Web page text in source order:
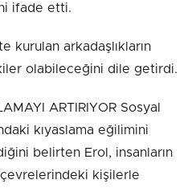
ifade etti.
kurulan arkadaşlıkların
olabileceğini dile getirdi.
ARTIRIYOR Sosyal
kıyaslama eğilimini
belirten Erol, insanların
kişilerle